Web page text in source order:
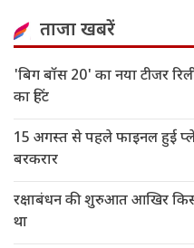
ताजा खबरें
'बिग बॉस 20' का नया टीजर
का हिंट
15 अगस्त से पहले फाइनल हुई
बरकरार
रक्षाबंधन की शुरुआत आखिर
था